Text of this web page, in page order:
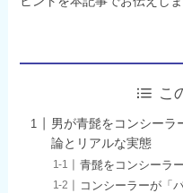
こ
男が青髭をコンシーラ
論とリアルな実態
青髭をコンシーラ
コンシーラーが「